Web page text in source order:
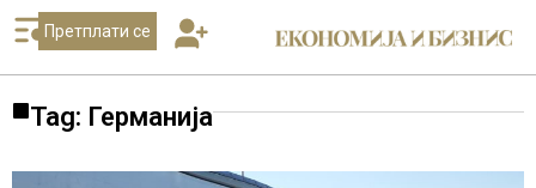
Претплати се
Tag: Германија